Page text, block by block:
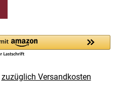
zuzüglich Versandkosten